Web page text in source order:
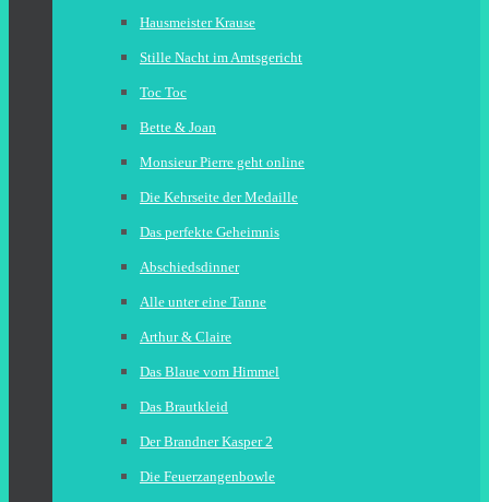
Hausmeister Krause
Stille Nacht im Amtsgericht
Toc Toc
Bette & Joan
Monsieur Pierre geht online
Die Kehrseite der Medaille
Das perfekte Geheimnis
Abschiedsdinner
Alle unter eine Tanne
Arthur & Claire
Das Blaue vom Himmel
Das Brautkleid
Der Brandner Kasper 2
Die Feuerzangenbowle